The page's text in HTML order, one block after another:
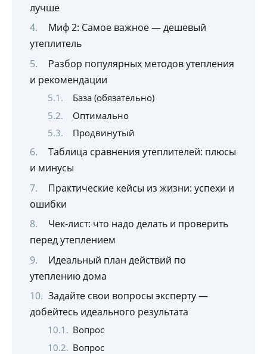
лучше
Миф 2: Самое важное — дешевый
утеплитель
Разбор популярных методов утепления
и рекомендации
База (обязательно)
Оптимально
Продвинутый
Таблица сравнения утеплителей: плюсы
и минусы
Практические кейсы из жизни: успехи и
ошибки
Чек-лист: что надо делать и проверить
перед утеплением
Идеальный план действий по
утеплению дома
Задайте свои вопросы эксперту —
добейтесь идеального результата
Вопрос
Вопрос